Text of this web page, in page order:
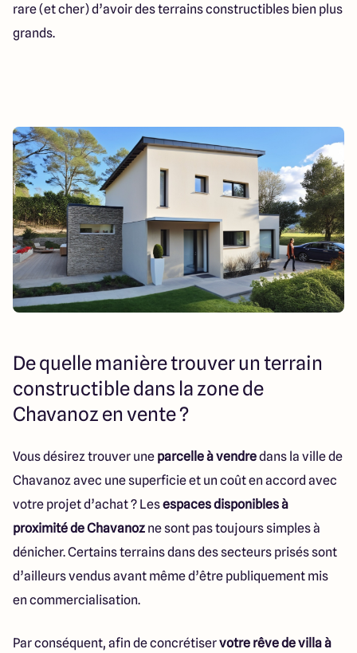
rare (et cher) d’avoir des terrains constructibles bien plus
grands.
De quelle manière trouver un terrain
constructible dans la zone de
Chavanoz en vente ?
Vous désirez trouver une parcelle à vendredans la ville de
Chavanoz avec une superficie et un coût en accord avec
votre projet d’achat ? Lesespaces disponibles à
proximité de Chavanoz ne sont pas toujours simples à
dénicher. Certains terrains dans des secteurs prisés sont
d’ailleurs vendus avant même d’être publiquement mis
en commercialisation.
Par conséquent, afin de concrétiservotre rêve de villa à